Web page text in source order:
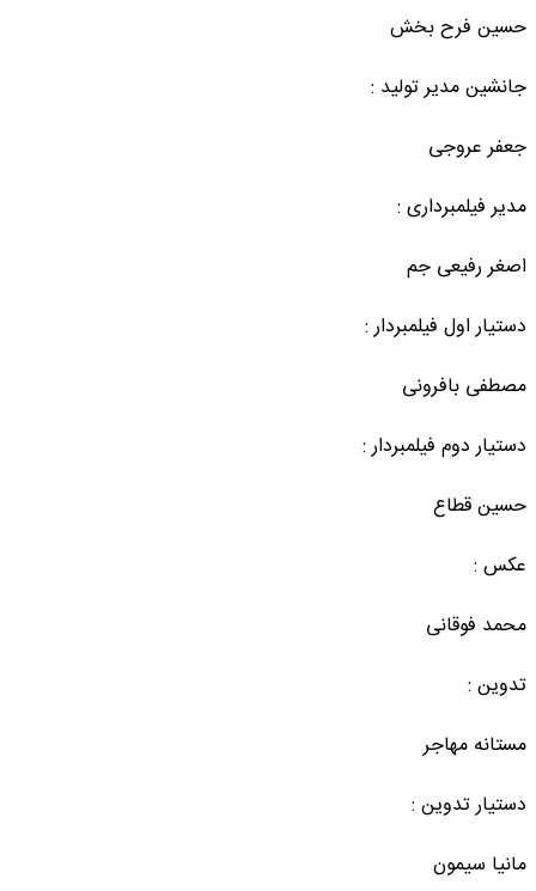
حسین فرح بخش
جانشین مدیر تولید :
جعفر عروجی
مدیر فیلمبرداری :
اصغر رفیعی جم
دستیار اول فیلمبردار :
مصطفی بافرونی
دستیار دوم فیلمبردار :
حسین قطاع
عکس :
محمد فوقانی
تدوین :
مستانه مهاجر
دستیار تدوین :
مانیا سیمون